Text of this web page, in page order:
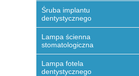
Śruba implantu
dentystycznego
Lampa ścienna
stomatologiczna
Lampa fotela
dentystycznego